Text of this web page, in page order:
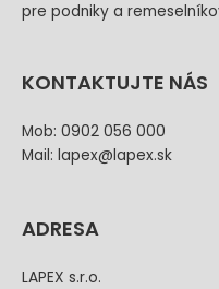
pre podniky a
KONTAKTUJTE NÁS
Mob: 0902 056 000
Mail: lapex@lapex.sk
ADRESA
LAPEX s.r.o.